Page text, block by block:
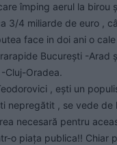
împing aerul la birou
3/4 miliarde de euro ,
face in doi ani o
București -Arad
Cluj-Oradea.
, ești un
nepregătit , se vede de
necesară pentru
o piața publica!! Chiar